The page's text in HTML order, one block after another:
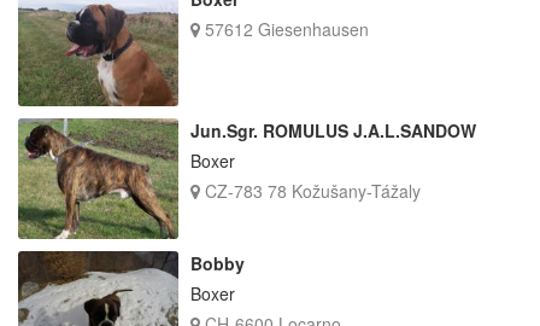
57612 Giesenhausen
Jun.Sgr. ROMULUS J.A.L.SANDOW
Boxer
CZ-783 78 Kožušany-Tážaly
Bobby
Boxer